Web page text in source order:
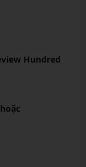
Hundred